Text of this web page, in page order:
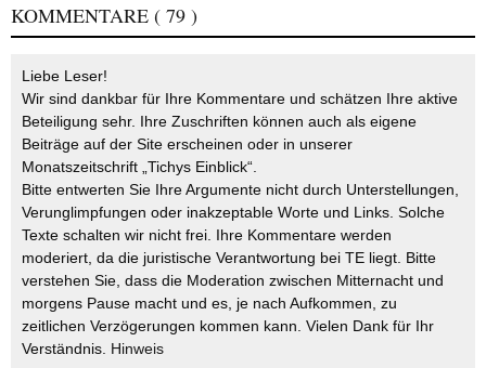
KOMMENTARE ( 79 )
Liebe Leser!
Wir sind dankbar für Ihre Kommentare und schätzen Ihre aktive
Beteiligung sehr. Ihre Zuschriften können auch als eigene
Beiträge auf der Site erscheinen oder in unserer
Monatszeitschrift „Tichys Einblick“.
Bitte entwerten Sie Ihre Argumente nicht durch Unterstellungen,
Verunglimpfungen oder inakzeptable Worte und Links. Solche
Texte schalten wir nicht frei. Ihre Kommentare werden
moderiert, da die juristische Verantwortung bei TE liegt. Bitte
verstehen Sie, dass die Moderation zwischen Mitternacht und
morgens Pause macht und es, je nach Aufkommen, zu
zeitlichen Verzögerungen kommen kann. Vielen Dank für Ihr
Verständnis. Hinweis